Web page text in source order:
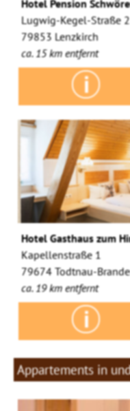
Hotel Pension
Lugwig-Kegel-Straße
79853 Lenzkirch
ca. 15 km entfernt
Hotel Gasthaus zum
Kapellenstraße 1
79674 Todtnau-
ca. 19 km entfernt
Appartements in